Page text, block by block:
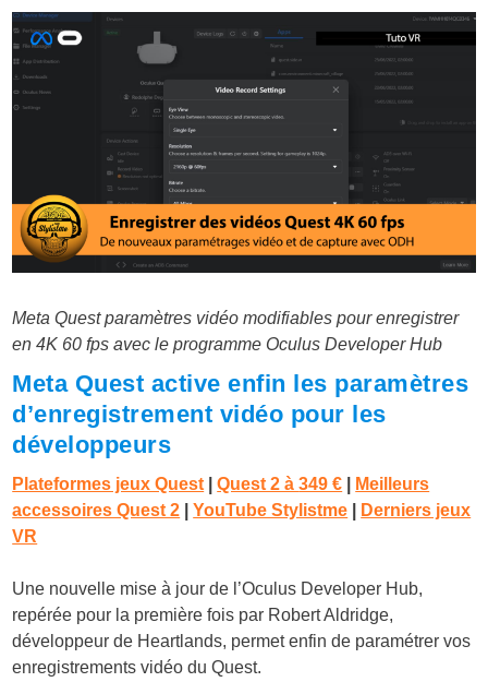
Meta Quest paramètres vidéo modifiables pour enregistrer
en 4K 60 fps avec le programme Oculus Developer Hub
Meta Quest active enfin les paramètres
d’enregistrement vidéo pour les
développeurs
Plateformes jeux Quest Quest 2 à349 €
Meilleurs
accessoires Quest 2
|YouTube Stylistme
Derniers jeux
VR
Une nouvelle mise à jour de l’Oculus Developer Hub,
repérée pour la première fois par Robert Aldridge,
développeur de Heartlands, permet enfin de paramétrer vos
enregistrements vidéo du Quest.